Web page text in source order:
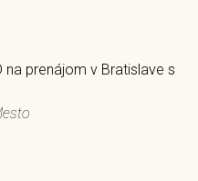
na prenájom v Bratislave s